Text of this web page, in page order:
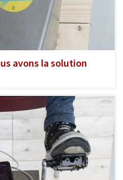
avons la solution